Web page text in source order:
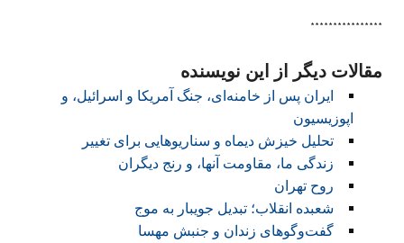
****************
مقالات دیگر از این نویسنده
ایران پس از خامنه‌ای، جنگ آمریکا و اسرائیل، و
اپوزیسیون
تحلیل خیزش دیماه و سناریوهایی برای تغییر
زندگی ما، مقاومت آنها، و رنج دیگران
روح تهران
شعبده انقلاب؛ تبدیل جویبار به موج
گفت‌وگوهای زندان و جنبش مهسا